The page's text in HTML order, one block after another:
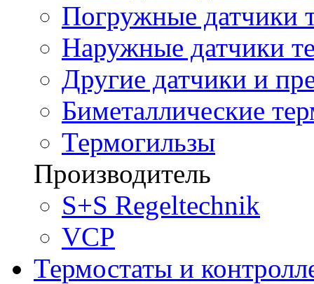
Погружные датчики
Наружные датчики
Другие датчики и
Биметаллические
Термогильзы
Производитель
S+S Regeltechnik
VCP
Термостаты и